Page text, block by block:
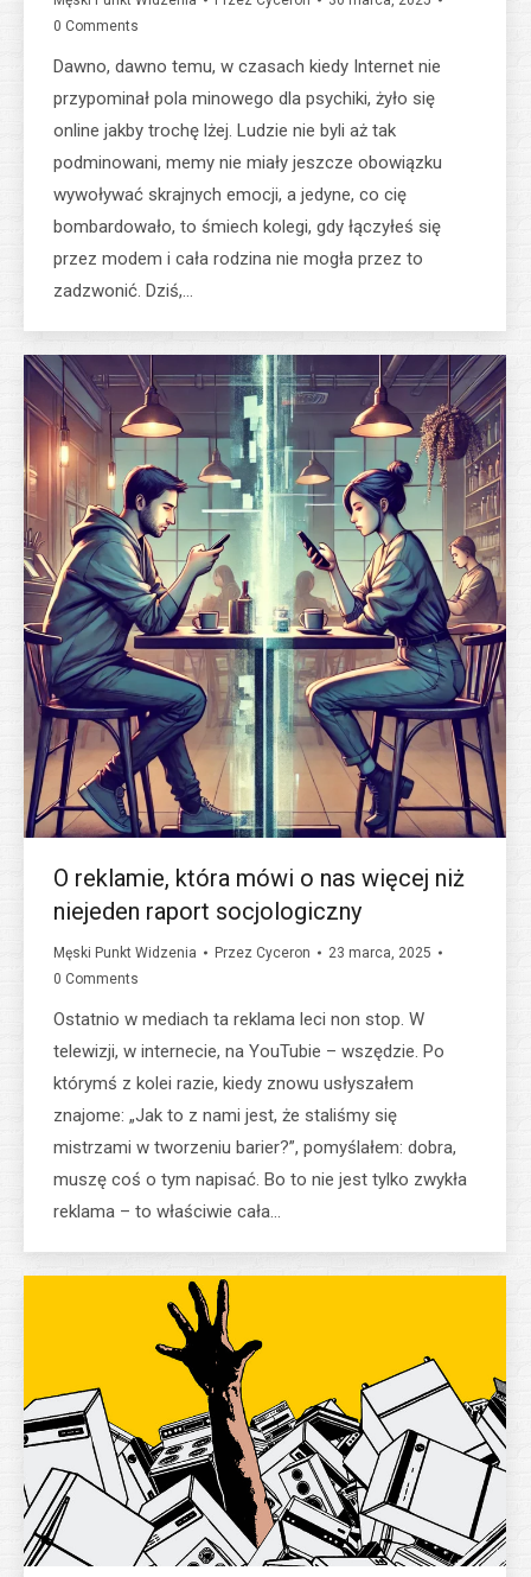
0 Comments
Dawno, dawno temu, w czasach kiedy Internet nie
przypominał pola minowego dla psychiki, żyło się
online jakby trochę lżej. Ludzie nie byli aż tak
podminowani, memy nie miały jeszcze obowiązku
wywoływać skrajnych emocji, a jedyne, co cię
bombardowało, to śmiech kolegi, gdy łączyłeś się
przez modem i cała rodzina nie mogła przez to
zadzwonić. Dziś,…
O reklamie, która mówi o nas więcej niż
niejeden raport socjologiczny
Męski Punkt Widzenia Przez Cyceron
23 marca, 2025
0 Comments
Ostatnio w mediach ta reklama leci non stop. W
telewizji, w internecie, na YouTubie – wszędzie. Po
którymś z kolei razie, kiedy znowu usłyszałem
znajome: „Jak to z nami jest, że staliśmy się
mistrzami w tworzeniu barier?”, pomyślałem: dobra,
muszę coś o tym napisać. Bo to nie jest tylko zwykła
reklama – to właściwie cała…